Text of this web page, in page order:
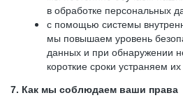
в обработке персональных
с помощью системы
мы повышаем уровень
данных и при обнаружении
короткие сроки устраняем
7. Как мы соблюдаем ваши права